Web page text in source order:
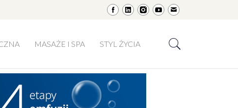
MASAŻE I SPA STYL ŻYCIA